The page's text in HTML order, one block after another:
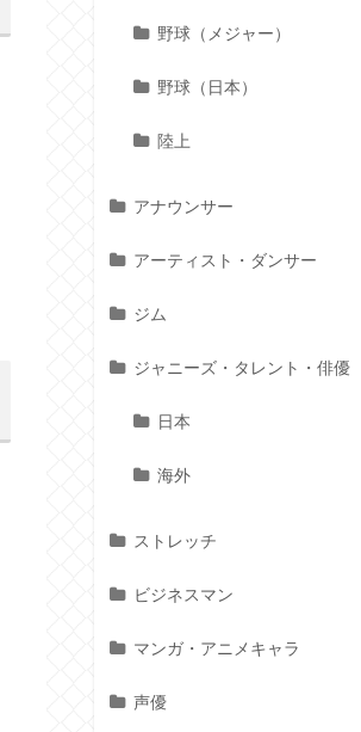
野球（メジャー）
野球（日本）
陸上
アナウンサー
アーティスト・ダンサー
ジム
ジャニーズ・タレント・俳優
日本
海外
ストレッチ
ビジネスマン
マンガ・アニメキャラ
声優